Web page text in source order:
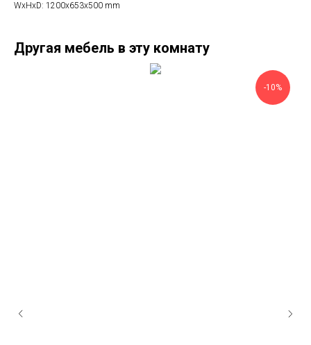
WxHxD: 1200x653x500 mm
Другая мебель в эту комнату
-10%